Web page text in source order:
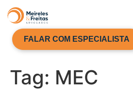
FALAR COM ESPECIALISTA
Tag: MEC